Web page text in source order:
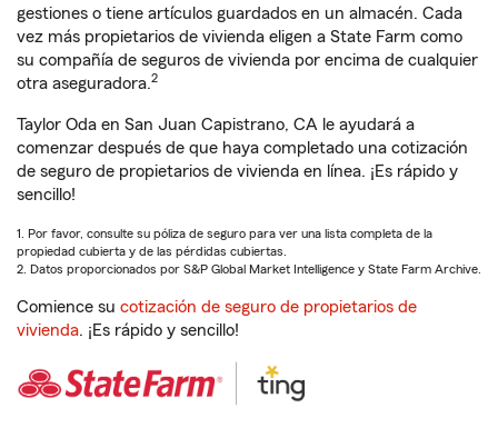
gestiones o tiene artículos guardados en un almacén. Cada
vez más propietarios de vivienda eligen a State Farm como
su compañía de seguros de vivienda por encima de cualquier
otra aseguradora.2
Taylor Oda en San Juan Capistrano, CA le ayudará a
comenzar después de que haya completado una cotización
de seguro de propietarios de vivienda en línea. ¡Es rápido y
sencillo!
1. Por favor, consulte su póliza de seguro para ver una lista completa de la
propiedad cubierta y de las pérdidas cubiertas.
2. Datos proporcionados por S&P Global Market Intelligence y State Farm Archive.
Comience su cotización de seguro de propietarios de
vivienda. ¡Es rápido y sencillo!